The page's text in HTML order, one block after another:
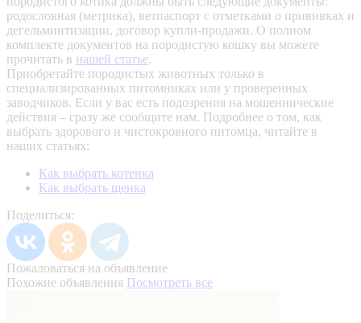
родословная (метрика), ветпаспорт с отметками о прививках и
дегельминтизации, договор купли-продажи. О полном
комплекте документов на породистую кошку вы можете
прочитать в нашей статье.
Приобретайте породистых животных только в
специализированных питомниках или у проверенных
заводчиков. Если у вас есть подозрения на мошеннические
действия – сразу же сообщите нам. Подробнее о том, как
выбрать здорового и чистокровного питомца, читайте в
наших статьях:
Как выбрать котенка
Как выбрать щенка
Поделиться:
Пожаловаться на объявление
Похожие объявления Посмотреть все